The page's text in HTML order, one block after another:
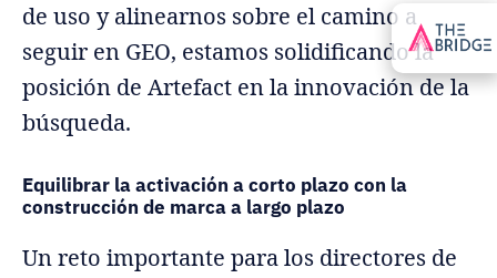
de uso y alinearnos sobre el camino a
seguir en GEO, estamos solidificando la
posición de Artefact en la innovación de la
búsqueda.
Equilibrar la activación a corto plazo con la
construcción de marca a largo plazo
Un reto importante para los directores de